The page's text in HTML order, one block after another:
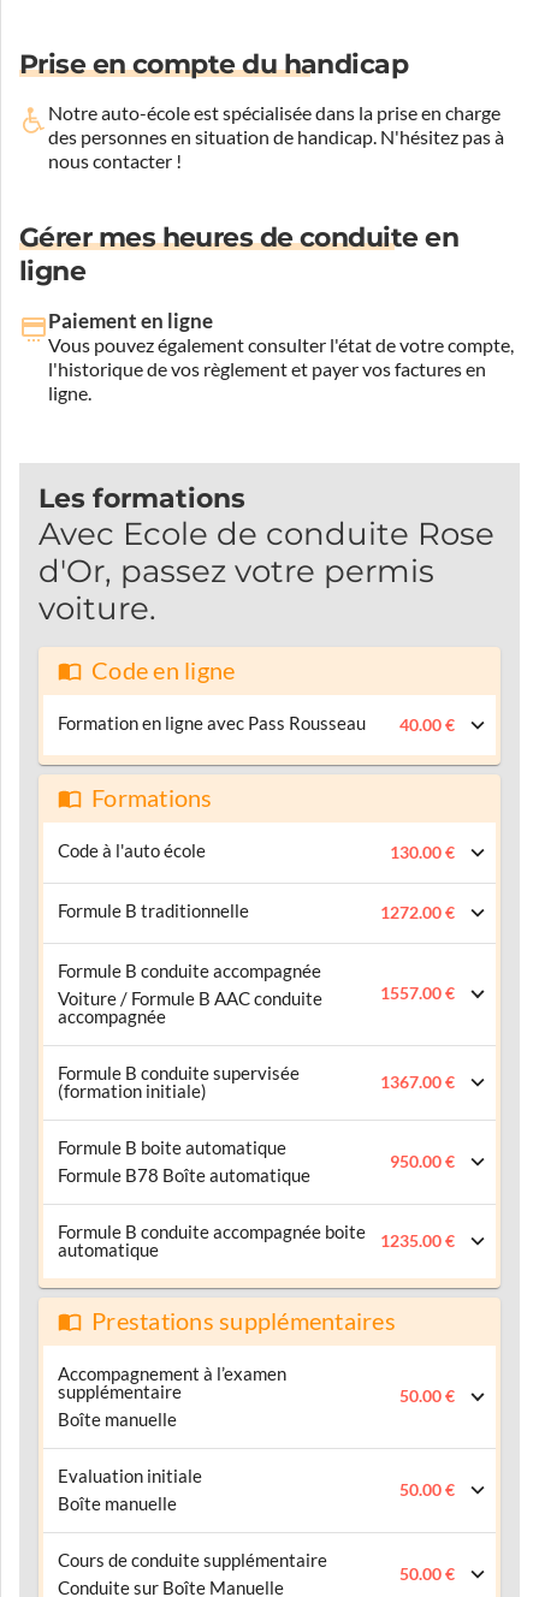
Prise en compte du handicap
Notre auto-école est spécialisée dans la prise en charge
des personnes en situation de handicap. N'hésitez pas à
nous contacter !
Gérer mes heures de conduite en
ligne
Paiement en ligne
Vous pouvez également consulter l'état de votre compte,
l'historique de vos règlement et payer vos factures en
ligne.
Les formations
Avec Ecole de conduite Rose
d'Or, passez votre permis
voiture.
Code en ligne
Formation en ligne avec Pass Rousseau 40.00 €
Formations
Code à l'auto école 130.00 €
Formule B traditionnelle 1272.00 €
Formule B conduite accompagnée
Voiture / Formule B AAC conduite
accompagnée
1557.00 €
Formule B conduite supervisée
(formation initiale)
1367.00 €
Formule B boite automatique
Formule B78 Boîte automatique
950.00 €
Formule B conduite accompagnée boite
automatique
1235.00 €
Prestations supplémentaires
Accompagnement à l’examen
supplémentaire
Boîte manuelle
50.00 €
Evaluation initiale
Boîte manuelle
50.00 €
Cours de conduite supplémentaire
Conduite sur Boîte Manuelle
50.00 €